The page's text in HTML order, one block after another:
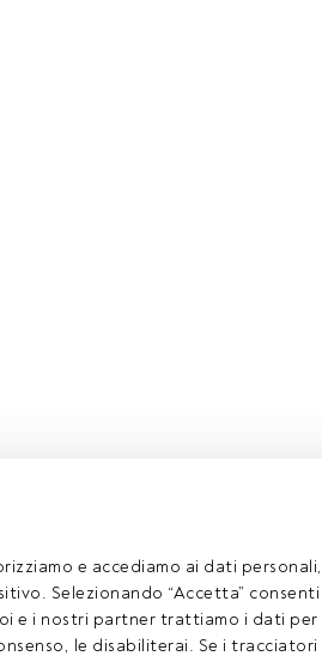
e accediamo ai dati
Selezionando “Accetta”
e i nostri partner trattiamo i dati per
le disabiliterai. Se i